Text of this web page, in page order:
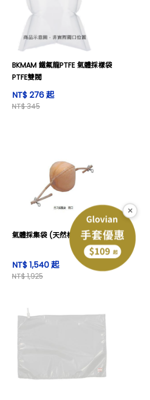
BKMAM 鐵氟龍PTFE 氣體採樣袋
PTFE雙閥
NT$ 276 起
NT$ 345
氣體採集袋 (天然橡膠制)
NT$ 1,540 起
NT$ 1,925
×